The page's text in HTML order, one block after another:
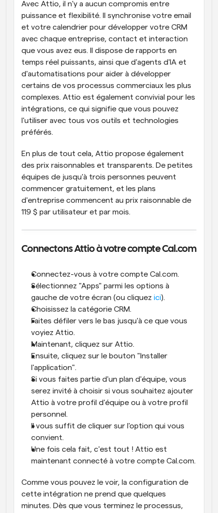
Avec Attio, il n'y a aucun compromis entre
puissance et flexibilité. Il synchronise votre email
et votre calendrier pour développer votre CRM
avec chaque entreprise, contact et interaction
que vous avez eus. Il dispose de rapports en
temps réel puissants, ainsi que d'agents d'IA et
d'automatisations pour aider à développer
certains de vos processus commerciaux les plus
complexes. Attio est également convivial pour les
intégrations, ce qui signifie que vous pouvez
l'utiliser avec tous vos outils et technologies
préférés.
En plus de tout cela, Attio propose également
des prix raisonnables et transparents. De petites
équipes de jusqu'à trois personnes peuvent
commencer gratuitement, et les plans
d'entreprise commencent au prix raisonnable de
119 $ par utilisateur et par mois.
Connectons Attio à votre compte Cal.com
Connectez-vous à votre compte Cal.com.
Sélectionnez "Apps" parmi les options à
gauche de votre écran (ou cliquez ici).
Choisissez la catégorie CRM.
Faites défiler vers le bas jusqu'à ce que vous
voyiez Attio.
Maintenant, cliquez sur Attio.
Ensuite, cliquez sur le bouton "Installer
l'application".
Si vous faites partie d'un plan d'équipe, vous
serez invité à choisir si vous souhaitez ajouter
Attio à votre profil d'équipe ou à votre profil
personnel.
Il vous suffit de cliquer sur l'option qui vous
convient.
Une fois cela fait, c'est tout ! Attio est
maintenant connecté à votre compte Cal.com.
Comme vous pouvez le voir, la configuration de
cette intégration ne prend que quelques
minutes. Dès que vous terminez le processus,